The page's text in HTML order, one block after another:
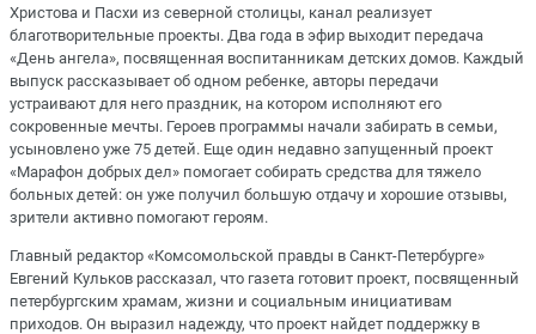
Христова и Пасхи из северной столицы, канал реализует
благотворительные проекты. Два года в эфир выходит передача
«День ангела», посвященная воспитанникам детских домов. Каждый
выпуск рассказывает об одном ребенке, авторы передачи
устраивают для него праздник, на котором исполняют его
сокровенные мечты. Героев программы начали забирать в семьи,
усыновлено уже 75 детей. Еще один недавно запущенный проект
«Марафон добрых дел» помогает собирать средства для тяжело
больных детей: он уже получил большую отдачу и хорошие отзывы,
зрители активно помогают героям.
Главный редактор «Комсомольской правды в Санкт-Петербурге»
Евгений Кульков рассказал, что газета готовит проект, посвященный
петербургским храмам, жизни и социальным инициативам
приходов. Он выразил надежду, что проект найдет поддержку в